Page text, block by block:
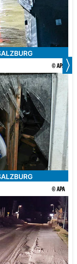
© APA
© APA